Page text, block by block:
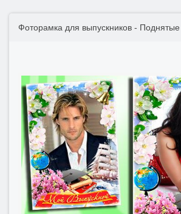
Фоторамка для выпускников - Поднятые